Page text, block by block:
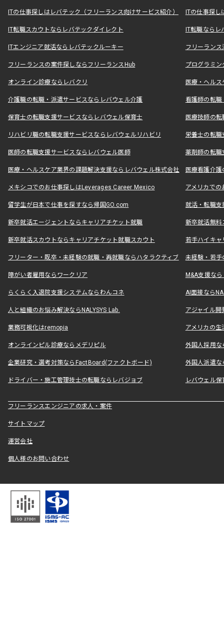
ITの仕事探しはレバテック（フリーランス向けサービス紹介） ITの仕事探
IT転職スカウトならレバテックダイレクト IT転職なら
ITエンジニア就活ならレバテックルーキー フリーラン
フリーランスの案件探しならフリーランスHub プログラミ
オンライン診療ならレバクリ 医療・ヘル
介護職の転職・派遣サービスならレバウェル介護 看護師の転
保育士の転職支援サービスならレバウェル保育士 医療技師の
リハビリ職の転職支援サービスならレバウェルリハビリ 栄養士の転
医師の転職支援サービスならレバウェル医師 薬剤師の転
医療・ヘルスケア業界の課題解決支援ならレバウェル株式会社 医療看護介
メキシコでのお仕事探しはLeverages Career Mexico アメリカで
留学生が日本で仕事を探すなら帰国GO.com 就活・転職
新卒就活エージェントならキャリアチケット就職 新卒就活無料
新卒就活スカウトならキャリアチケット就職スカウト 若手ハイキ
フリーター・既卒・未経験の就職・再就職ならハタラクティブ 未経験・若手
障がい者雇用ならワークリア M&A支援な
らくらく入退院支援システムならわんコネ AI面接なら
人と組織のお悩み解決ならNALYSYS Lab. アジャイル
業務可視化はremopia アメリカの
オンラインピル診療ならメデリピル 外国人採用
企業研究・選考対策ならFactBoard(ファクトボード) 外国人派遣な
ドライバー・施工管理技士の転職ならレバジョブ レバウェル
フリーランスエンジニアの求人・案件
サイトマップ
運営会社
個人様のお問い合わせ